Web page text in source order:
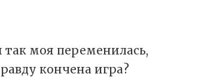
так моя переменилась,
кончена игра?